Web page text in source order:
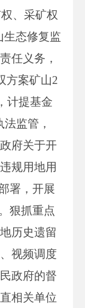
、采矿权
生态修复监
任义务，
方案矿山2
计提基金
监管，
府关于开
规用地用
署，开展
狠抓重点
历史遗留
视频调度
政府的督
相关单位